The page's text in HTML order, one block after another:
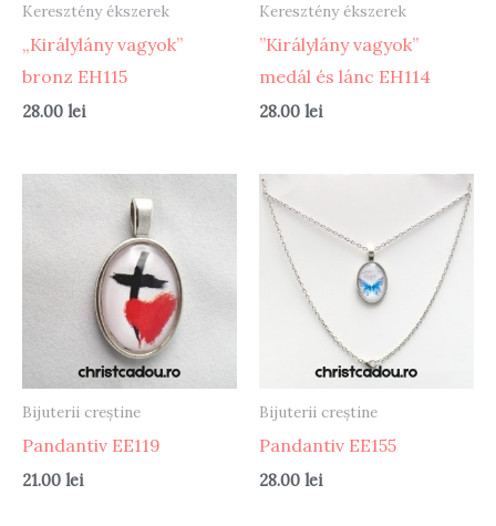
Keresztény ékszerek
„Királylány vagyok”
bronz EH115
28.00 lei
Keresztény ékszerek
”Királylány vagyok”
medál és lánc EH114
28.00 lei
Bijuterii creștine
Pandantiv EE119
21.00 lei
Bijuterii creștine
Pandantiv EE155
28.00 lei